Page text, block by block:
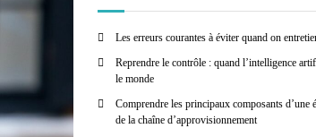
e
h
r
Les erreurs courantes à éviter quand on
Reprendre le contrôle : quand l’intelligence
le monde
Comprendre les principaux composants d’une
de la chaîne d’approvisionnement